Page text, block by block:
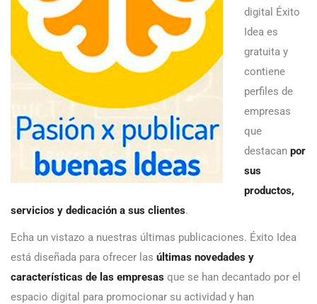
digital Éxito
Idea es
gratuita y
contiene
perfiles de
empresas
que
destacan por
sus
productos,
servicios y dedicación a sus clientes.
Echa un vistazo a nuestras últimas publicaciones. Éxito Idea
está diseñada para ofrecer las últimas novedades y
características de las empresas que se han decantado por el
espacio digital para promocionar su actividad y han